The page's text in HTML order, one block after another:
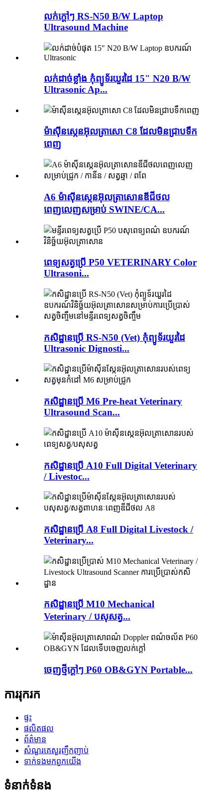
លក់ក្តៅៗ RS-N50 ​​B/W Laptop
Ultrasound Machine
លក់ដាច់ខ្លាំង កុំព្យូទ័រយួរដៃ 15" N20 B/W
Ultrasonic Ap...
ម៉ាស៊ីនស្កេនអ៊ុលត្រាសោ C8 ដែលមិនជ្រាបទឹក
ពេញ
A6 ម៉ាស៊ីនស្កេនអ៊ុលត្រាសោនឌីជីថល
ពេញលេញសម្រាប់ SWINE/CA...
ពេទ្យសត្វប្រើ P50 VETERINARY Color
Ultrasoni...
កសិដ្ឋានប្រើ RS-N50 ​​(Vet) កុំព្យូទ័រយួរដៃ
Ultrasonic Dignosti...
កសិដ្ឋានប្រើ M6 Pre-heat Veterinary
Ultrasound Scan...
កសិដ្ឋានប្រើ A10 Full Digital Veterinary
/ Livestoc...
កសិដ្ឋានប្រើ A8 Full Digital Livestock /
Veterinary...
កសិដ្ឋានប្រើ M10 Mechanical
Veterinary / បសុសត្វ...
ចេញថ្មីក្តៅៗ P60 OB&GYN Portable...
ការរុករក
ផ្ទះ
ផលិតផល
ព័ត៌មាន
សំណួរគេសួរញឹកញាប់
ទាក់ទង​មក​ពួក​យើង
ទំនាក់ទំនង